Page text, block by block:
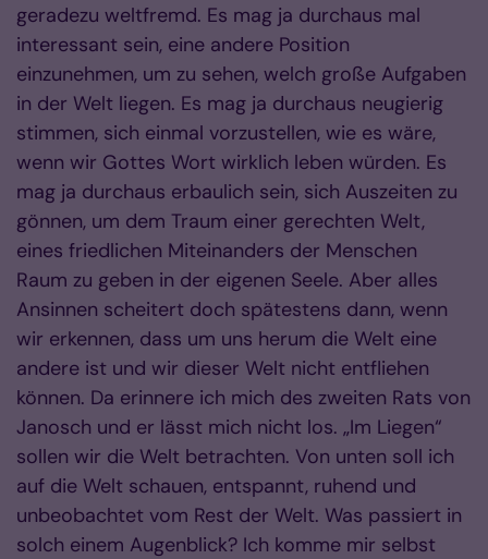
geradezu weltfremd. Es mag ja durchaus mal
interessant sein, eine andere Position
einzunehmen, um zu sehen, welch große Aufgaben
in der Welt liegen. Es mag ja durchaus neugierig
stimmen, sich einmal vorzustellen, wie es wäre,
wenn wir Gottes Wort wirklich leben würden. Es
mag ja durchaus erbaulich sein, sich Auszeiten zu
gönnen, um dem Traum einer gerechten Welt,
eines friedlichen Miteinanders der Menschen
Raum zu geben in der eigenen Seele. Aber alles
Ansinnen scheitert doch spätestens dann, wenn
wir erkennen, dass um uns herum die Welt eine
andere ist und wir dieser Welt nicht entfliehen
können. Da erinnere ich mich des zweiten Rats von
Janosch und er lässt mich nicht los. „Im Liegen“
sollen wir die Welt betrachten. Von unten soll ich
auf die Welt schauen, entspannt, ruhend und
unbeobachtet vom Rest der Welt. Was passiert in
solch einem Augenblick? Ich komme mir selbst